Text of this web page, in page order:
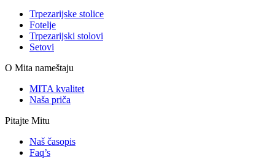
Trpezarijske stolice
Fotelje
Trpezarijski stolovi
Setovi
O Mita nameštaju
MITA kvalitet
Naša priča
Pitajte Mitu
Naš časopis
Faq’s